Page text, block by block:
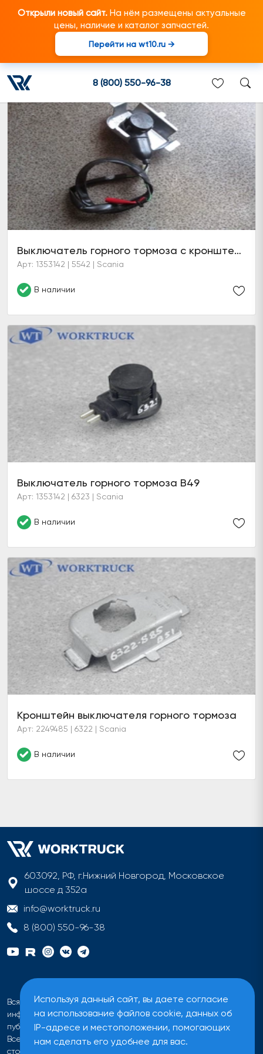
Открыли новый сайт.На нём размещены актуальные
цены, наличие и каталог запчастей.
Перейти на wt10.ru →
8 (800) 550-96-38
Используя данный сайт, вы даете согласие
на использование файлов cookie, данных об
IP-адресе и местоположении, помогающих
нам сделать его удобнее для вас.
Выключатель горного тормоза
Выключатель горного тормоза с кронштейном
Арт: 1353142 | 5542 | Scania
В наличии
Выключатель горного тормоза B49
Арт: 1353142 | 6323 | Scania
В наличии
Кронштейн выключателя горного тормоза
Арт: 2249485 | 6322 | Scania
В наличии
603092, РФ, г.Нижний Новгород, Московское
шоссе д 352а
info@worktruck.ru
8 (800) 550-96-38
Вся информация на сайте имеет исключительно
информационный характер и не может быть определена как
публичная оферта ни при каких обстоятельствах.
Все цены на сайте указаны без учета налога на добавленную
стоимость.